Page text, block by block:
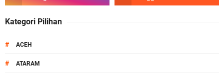
Kategori Pilihan
# ACEH
# ATARAM